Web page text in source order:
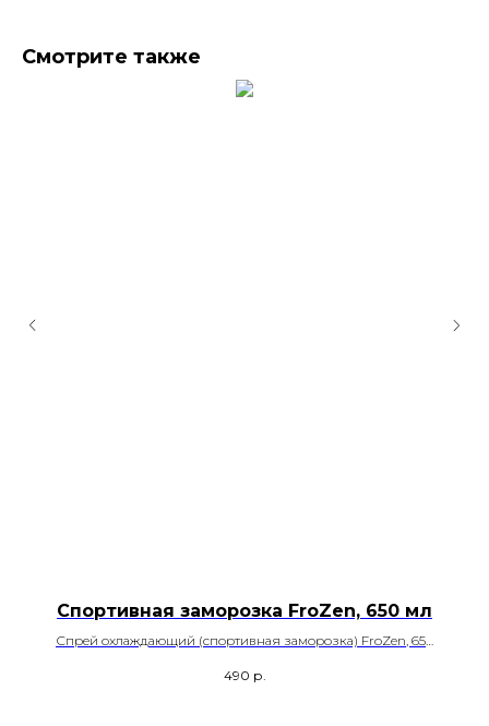
Смотрите также
Спортивная заморозка FroZen, 650 мл
Спрей охлаждающий (спортивная заморозка) FroZen, 650
490 р.